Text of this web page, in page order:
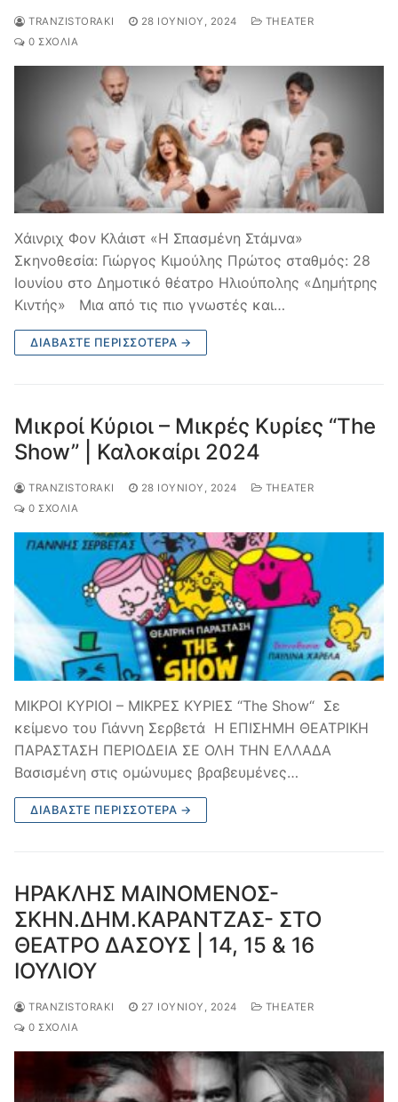
TRANZISTORAKI 28 ΙΟΥΝΊΟΥ, 2024
THEATER
0 ΣΧΌΛΙΑ
Χάινριχ Φον Κλάιστ «Η Σπασμένη Στάμνα»
Σκηνοθεσία: Γιώργος Κιμούλης Πρώτος σταθμός: 28
Ιουνίου στο Δημοτικό θέατρο Ηλιούπολης «Δημήτρης
Κιντής» Μια από τις πιο γνωστές και…
ΔΙΑΒΆΣΤΕ ΠΕΡΙΣΣΌΤΕΡΑ →
Μικροί Κύριοι – Μικρές Κυρίες “The
Show” | Καλοκαίρι 2024
TRANZISTORAKI 28 ΙΟΥΝΊΟΥ, 2024
THEATER
0 ΣΧΌΛΙΑ
ΜΙΚΡΟΙ ΚΥΡΙΟΙ – ΜΙΚΡΕΣ ΚΥΡΙΕΣ “The Show“ Σε
κείμενο του Γιάννη Σερβετά Η ΕΠΙΣΗΜΗ ΘΕΑΤΡΙΚΗ
ΠΑΡΑΣΤΑΣΗ ΠΕΡΙΟΔΕΙΑ ΣΕ ΟΛΗ ΤΗΝ ΕΛΛΑΔΑ
Βασισμένη στις ομώνυμες βραβευμένες…
ΔΙΑΒΆΣΤΕ ΠΕΡΙΣΣΌΤΕΡΑ →
ΗΡΑΚΛΗΣ ΜΑΙΝΟΜΕΝΟΣ-
ΣΚΗΝ.ΔΗΜ.ΚΑΡΑΝΤΖΑΣ- ΣΤΟ
ΘΕΑΤΡΟ ΔΑΣΟΥΣ | 14, 15 & 16
ΙΟΥΛΙΟΥ
TRANZISTORAKI 27 ΙΟΥΝΊΟΥ, 2024
THEATER
0 ΣΧΌΛΙΑ